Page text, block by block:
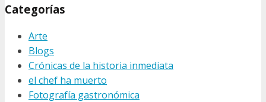
Categorías
Arte
Blogs
Crónicas de la historia inmediata
el chef ha muerto
Fotografía gastronómica